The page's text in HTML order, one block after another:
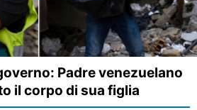
Padre venezuelano
il corpo di sua figlia